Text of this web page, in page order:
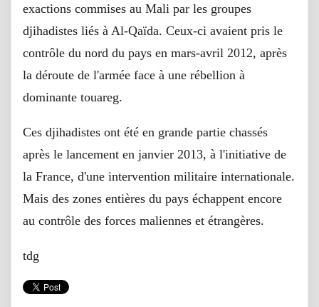
exactions commises au Mali par les groupes
djihadistes liés à Al-Qaïda. Ceux-ci avaient pris le
contrôle du nord du pays en mars-avril 2012, après
la déroute de l'armée face à une rébellion à
dominante touareg.
Ces djihadistes ont été en grande partie chassés
après le lancement en janvier 2013, à l'initiative de
la France, d'une intervention militaire internationale.
Mais des zones entières du pays échappent encore
au contrôle des forces maliennes et étrangères.
tdg